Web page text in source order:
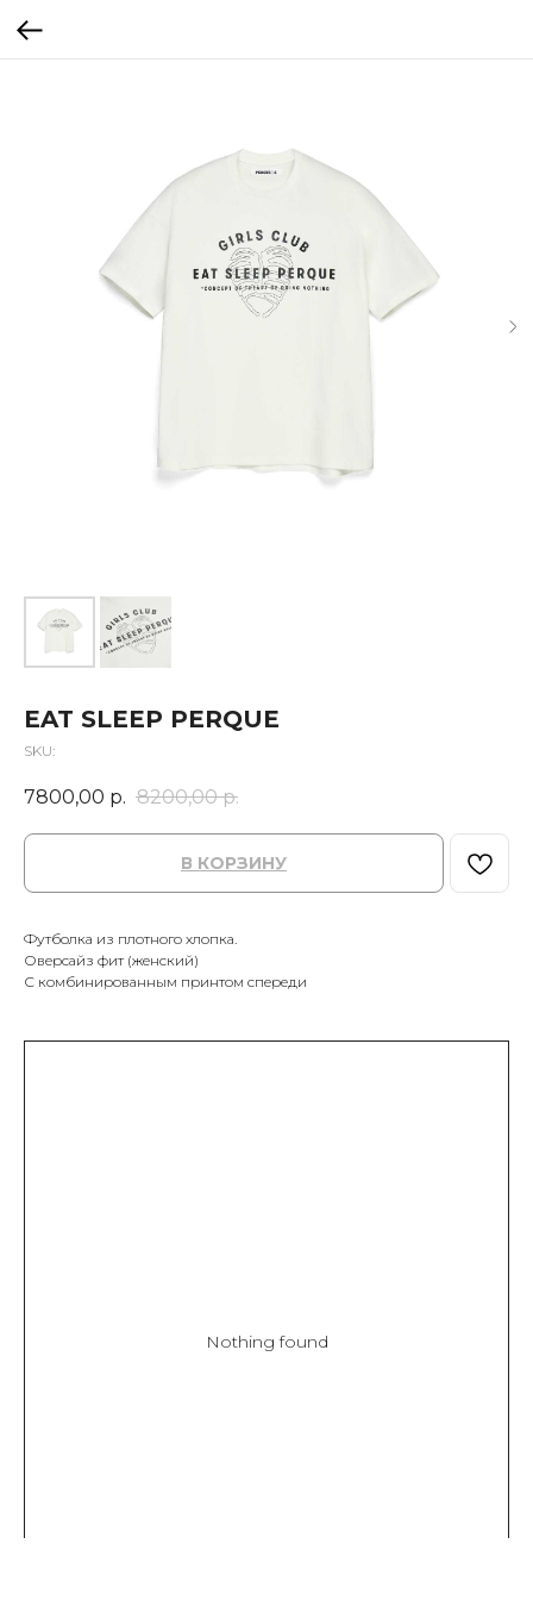
EAT SLEEP PERQUE
SKU:
7800,00 р. 8200,00 р.
В КОРЗИНУ
Футболка из плотного хлопка.
Оверсайз фит (женский)
С комбинированным принтом спереди
Nothing found